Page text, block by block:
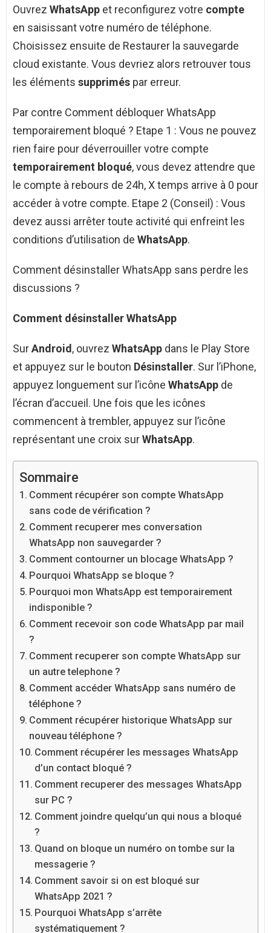
Ouvrez WhatsApp et reconfigurez votre compte
en saisissant votre numéro de téléphone.
Choisissez ensuite de Restaurer la sauvegarde
cloud existante. Vous devriez alors retrouver tous
les éléments supprimés par erreur.
Par contre Comment débloquer WhatsApp
temporairement bloqué ? Etape 1 : Vous ne pouvez
rien faire pour déverrouiller votre compte
temporairement bloqué, vous devez attendre que
le compte à rebours de 24h, X temps arrive à 0 pour
accéder à votre compte. Etape 2 (Conseil) : Vous
devez aussi arrêter toute activité qui enfreint les
conditions d’utilisation de WhatsApp.
Comment désinstaller WhatsApp sans perdre les
discussions ?
Comment désinstaller WhatsApp
SurAndroid, ouvrez WhatsApp dans le Play Store
et appuyez sur le bouton Désinstaller. Sur l’iPhone,
appuyez longuement sur l’icône WhatsApp de
l’écran d’accueil. Une fois que les icônes
commencent à trembler, appuyez sur l’icône
représentant une croix surWhatsApp.
Sommaire
Comment récupérer son compte WhatsApp
sans code de vérification ?
Comment recuperer mes conversation
WhatsApp non sauvegarder ?
Comment contourner un blocage WhatsApp ?
Pourquoi WhatsApp se bloque ?
Pourquoi mon WhatsApp est temporairement
indisponible ?
Comment recevoir son code WhatsApp par mail
?
Comment recuperer son compte WhatsApp sur
un autre telephone ?
Comment accéder WhatsApp sans numéro de
téléphone ?
Comment récupérer historique WhatsApp sur
nouveau téléphone ?
Comment récupérer les messages WhatsApp
d’un contact bloqué ?
Comment recuperer des messages WhatsApp
sur PC ?
Comment joindre quelqu’un qui nous a bloqué
?
Quand on bloque un numéro on tombe sur la
messagerie ?
Comment savoir si on est bloqué sur
WhatsApp 2021 ?
Pourquoi WhatsApp s’arrête
systématiquement ?